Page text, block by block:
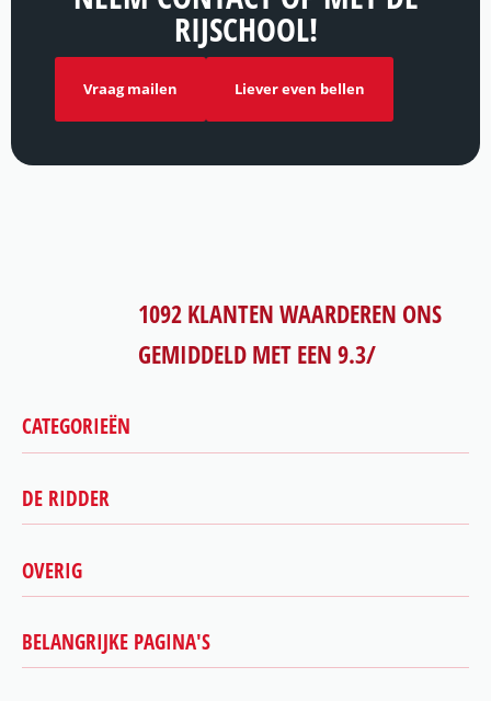
RIJSCHOOL!
Vraag mailen Liever even bellen
1092 KLANTEN WAARDEREN ONS
GEMIDDELD MET EEN9.3/
CATEGORIEËN
Autorijbewijs
Motorrijbewijs
Scooter rijbewijs
Speciale begeleiding
2toDrive
DE RIDDER
Beste slagingspercentage
Bovag rijschool
Contact
OVERIG
Algemene voorwaarden
Disclaimer
BELANGRIJKE PAGINA'S